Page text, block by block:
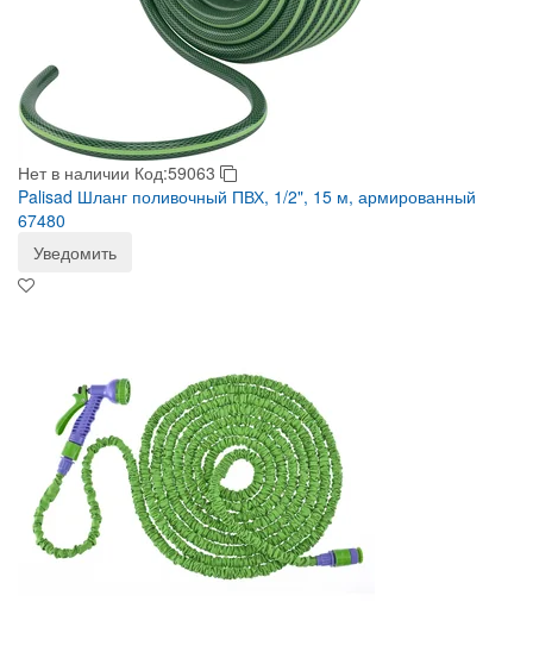
Нет в наличии Код:59063
Palisad Шланг поливочный ПВХ, 1/2", 15 м, армированный
67480
Уведомить